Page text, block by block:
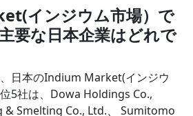
インジウム市場）で
要な日本企業はどれで
日本のIndium Market(インジウ
5社は、Dowa Holdings Co.,
Smelting Co., Ltd.、 Sumitomo